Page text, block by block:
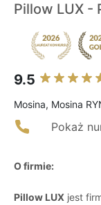
Pillow LUX -
9.5
Mosina, Mosina
Pokaż
O firmie:
Pillow LUX jest